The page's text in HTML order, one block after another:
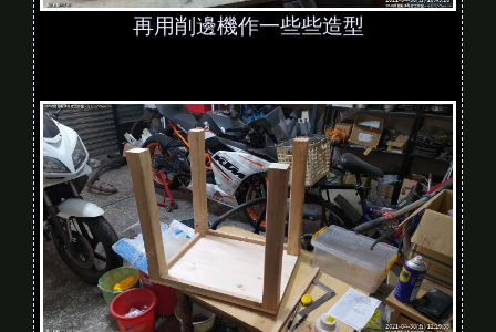
再用削邊機作一些些造型